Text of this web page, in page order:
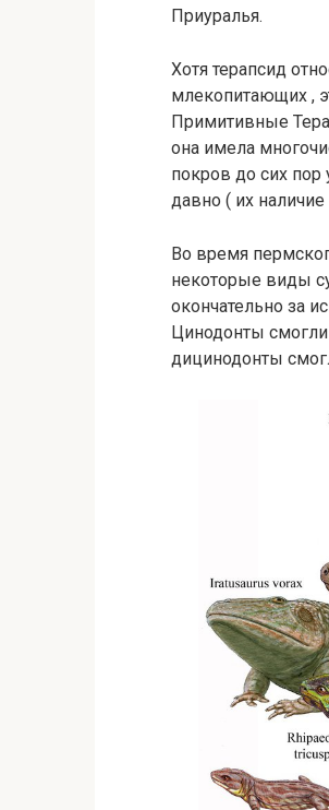
Приуралья.
Хотя терапсид
млекопитающих ,
Примитивные
она имела
покров до сих
давно ( их
Во время
некоторые виды
окончательно за
Цинодонты
дицинодонты